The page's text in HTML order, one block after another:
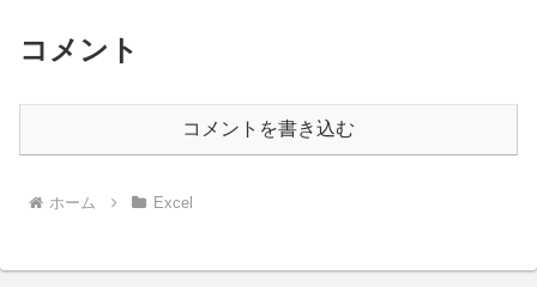
コメント
コメントを書き込む
ホーム Excel